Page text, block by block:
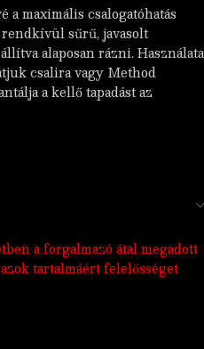
a maximális csalogatóhatás
sűrű, javasolt
alaposan rázni. Használata
csalira vagy Method
a kellő tapadást az
a forgalmazó átal megadott
tartalmáért felelősséget